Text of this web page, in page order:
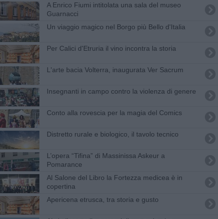
A Enrico Fiumi intitolata una sala del museo
Guarnacci
Un viaggio magico nel Borgo più Bello d'Italia
Per Calici d'Etruria il vino incontra la storia
L'arte bacia Volterra, inaugurata Ver Sacrum
Insegnanti in campo contro la violenza di genere
Conto alla rovescia per la magia del Comics
Distretto rurale e biologico, il tavolo tecnico
L’opera “Tifina” di Massinissa Askeur a
Pomarance
Al Salone del Libro la Fortezza medicea è in
copertina
Apericena etrusca, tra storia e gusto